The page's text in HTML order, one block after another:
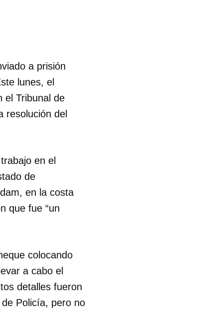
a prisión
lunes, el
el Tribunal de
resolución del
en el
de
en la costa
que fue “un
colocando
a cabo el
detalles fueron
Policía, pero no